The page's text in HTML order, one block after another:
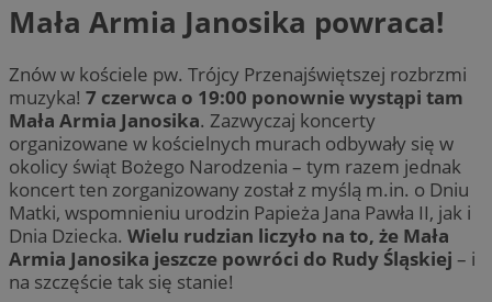
Mała Armia Janosika powraca!
Znów w kościele pw. Trójcy Przenajświętszej rozbrzmi
muzyka! 7 czerwca o 19:00 ponownie wystąpi tam
Mała Armia Janosika. Zazwyczaj koncerty
organizowane w kościelnych murach odbywały się w
okolicy świąt Bożego Narodzenia – tym razem jednak
koncert ten zorganizowany został z myślą m.in. o Dniu
Matki, wspomnieniu urodzin Papieża Jana Pawła II, jak i
Dnia Dziecka. Wielu rudzian liczyło na to, że Mała
Armia Janosika jeszcze powróci do Rudy Śląskiej – i
na szczęście tak się stanie!